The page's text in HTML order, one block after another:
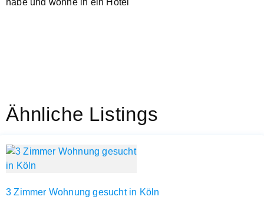
Ähnliche Listings
3 Zimmer Wohnung gesucht in Köln